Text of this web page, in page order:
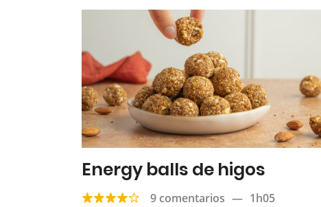
Energy balls de higos
9 comentarios — 1h05